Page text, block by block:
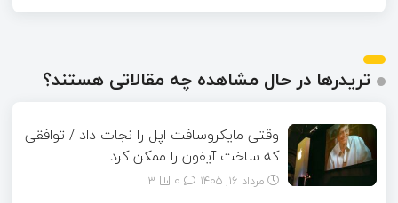
تریدرها در حال مشاهده چه مقالاتی هستند؟
وقتی مایکروسافت اپل را نجات داد / توافقی
که ساخت آیفون را ممکن کرد
مرداد ۱۶, ۱۴۰۵ 3